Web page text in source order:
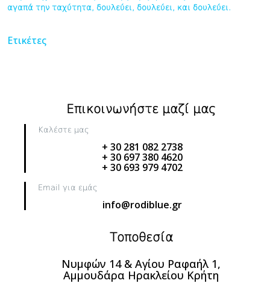
αγαπά την ταχύτητα, δουλεύει, δουλεύει, και δουλεύει.
Ετικέτες
Επικοινωνήστε μαζί μας
Καλέστε μας
+ 30 281 082 2738
+ 30 697 380 4620
+ 30 693 979 4702
Email για εμάς
info@rodiblue.gr
Τοποθεσία
Νυμφών 14 & Αγίου Ραφαήλ 1,
Αμμουδάρα Ηρακλείου Κρήτη